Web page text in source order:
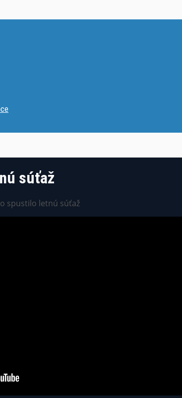
súťaž
spustilo letnú súťaž